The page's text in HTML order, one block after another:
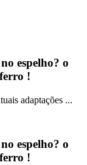
espelho? o
!
adaptações ...
espelho? o
!